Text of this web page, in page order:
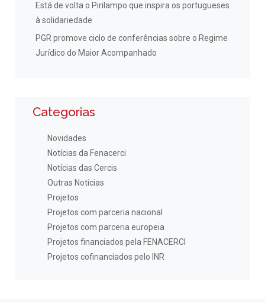
Está de volta o Pirilampo que inspira os portugueses
à solidariedade
PGR promove ciclo de conferências sobre o Regime
Jurídico do Maior Acompanhado
Categorias
Novidades
Notícias da Fenacerci
Notícias das Cercis
Outras Notícias
Projetos
Projetos com parceria nacional
Projetos com parceria europeia
Projetos financiados pela FENACERCI
Projetos cofinanciados pelo INR